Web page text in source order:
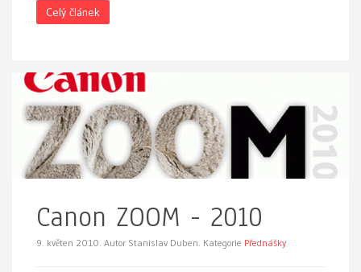
Celý článek
Canon ZOOM - 2010
9. květen 2010. Autor Stanislav Duben. Kategorie Přednášky